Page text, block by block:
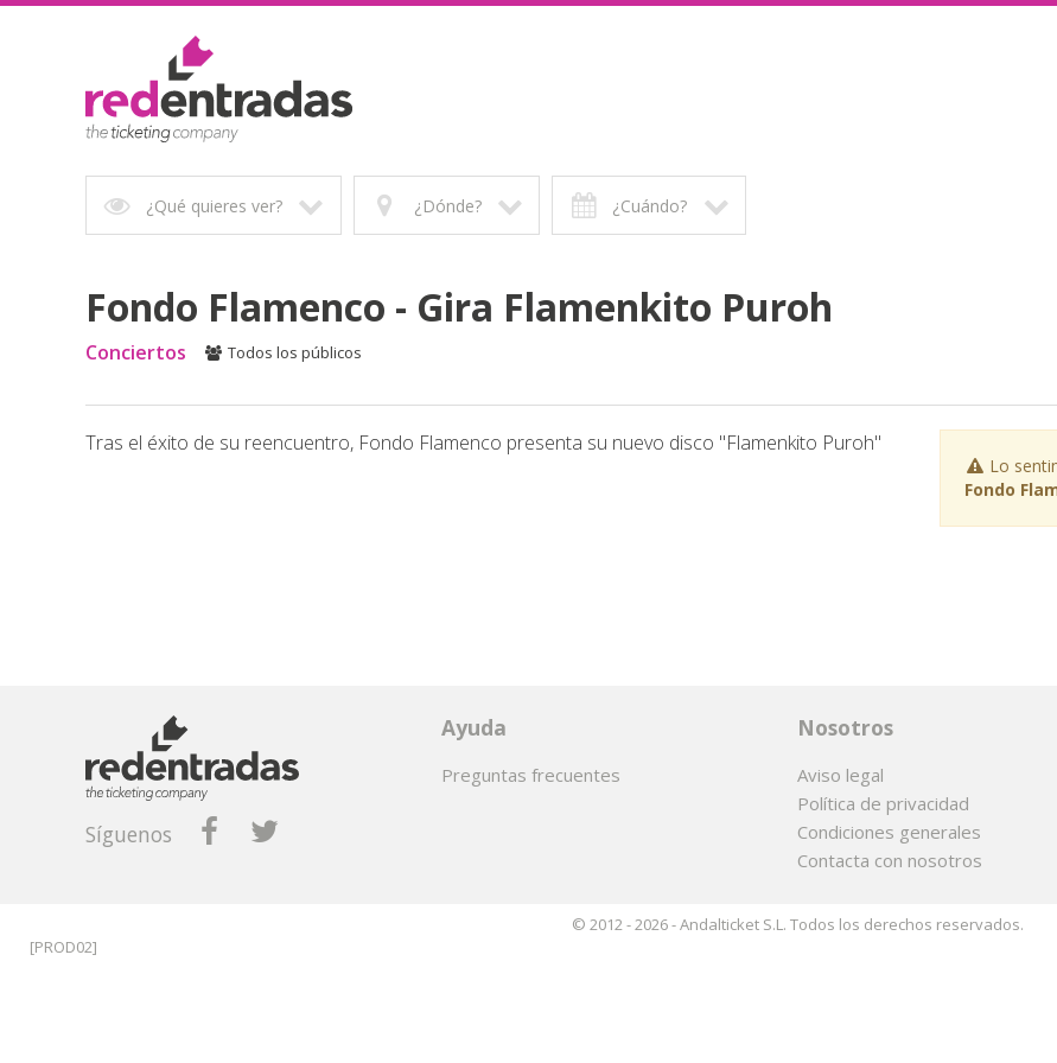
¿Qué quieres ver? ¿Dónde? ¿Cuándo?
Fondo Flamenco - Gira Flamenkito Puroh
Conciertos Todos los públicos
Tras el éxito de su reencuentro, Fondo Flamenco presenta su nuevo disco "Flamenkito Puroh"
Lo
Fondo
Síguenos
Ayuda
Preguntas frecuentes
Nosotros
Aviso legal
Política de privacidad
Condiciones generales
Contacta con nosotros
© 2012 - 2026 - Andalticket S.L. Todos los derechos reservados.
[PROD02]